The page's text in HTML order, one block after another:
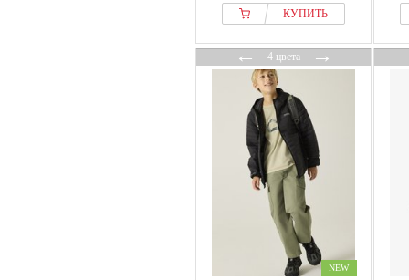
КУПИТЬ
←4 цвета→
NEW